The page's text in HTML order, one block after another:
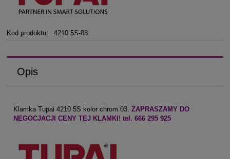
Kod produktu: 4210 5S-03
Opis
Klamka Tupai 4210 5S kolor chrom 03. ZAPRASZAMY DO
NEGOCJACJI CENY TEJ KLAMKI! tel. 666 295 925